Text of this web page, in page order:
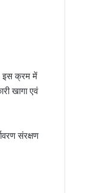
इस क्रम में
खागा एवं
संरक्षण